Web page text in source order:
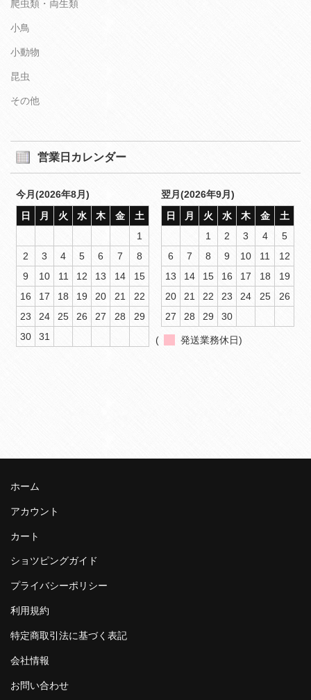
爬虫類・両生類
小鳥
小動物
昆虫
その他
営業日カレンダー
今月(2026年8月)
日
月 火 水 木 金
土
1
2
3 4 5 6 7
8
9
10 11 12 13 14
15
16
17 18 19 20 21
22
23
24 25 26 27 28
29
30
31
翌月(2026年9月)
日
月 火 水 木 金
土
1
2 3 4
5
6
7 8 9 10 11
12
13
14 15 16 17 18
19
20
21 22 23 24 25
26
27
28 29 30
( 発送業務休日)
ホーム
アカウント
カート
ショツピングガイド
プライバシーポリシー
利用規約
特定商取引法に基づく表記
会社情報
お問い合わせ